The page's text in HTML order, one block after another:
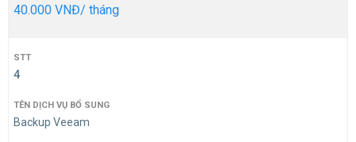
40.000 VNĐ/ tháng
4
Backup Veeam